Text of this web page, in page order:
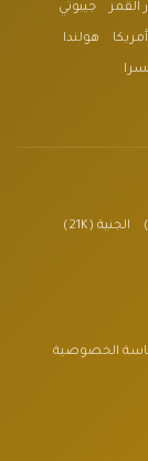
القمر جيبوتي
أمريكا هولندا
الجنية (21K)
الخصوصية